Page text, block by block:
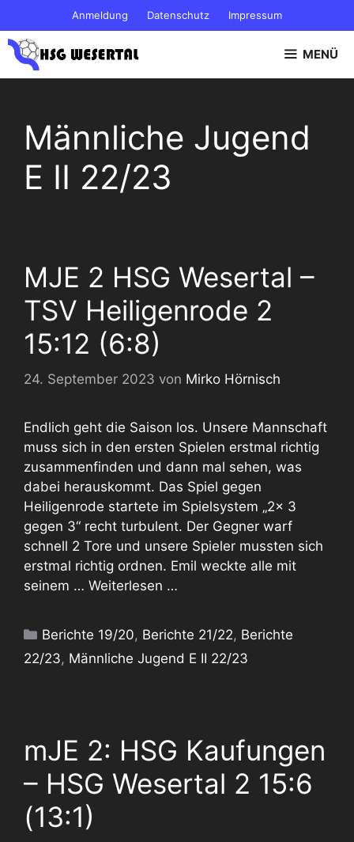
Inhalt
springen
Anmeldung Datenschutz Impressum
MENÜ
Männliche Jugend
E II 22/23
MJE 2 HSG Wesertal –
TSV Heiligenrode 2
15:12 (6:8)
24. September 2023 von Mirko Hörnisch
Endlich geht die Saison los. Unsere Mannschaft
muss sich in den ersten Spielen erstmal richtig
zusammenfinden und dann mal sehen, was
dabei herauskommt. Das Spiel gegen
Heiligenrode startete im Spielsystem „2x 3
gegen 3“ recht turbulent. Der Gegner warf
schnell 2 Tore und unsere Spieler mussten sich
erstmal richtig ordnen. Emil weckte alle mit
seinem … Weiterlesen …
Kategorien
Berichte 19/20, Berichte 21/22, Berichte
22/23, Männliche Jugend E II 22/23
mJE 2: HSG Kaufungen
– HSG Wesertal 2 15:6
(13:1)